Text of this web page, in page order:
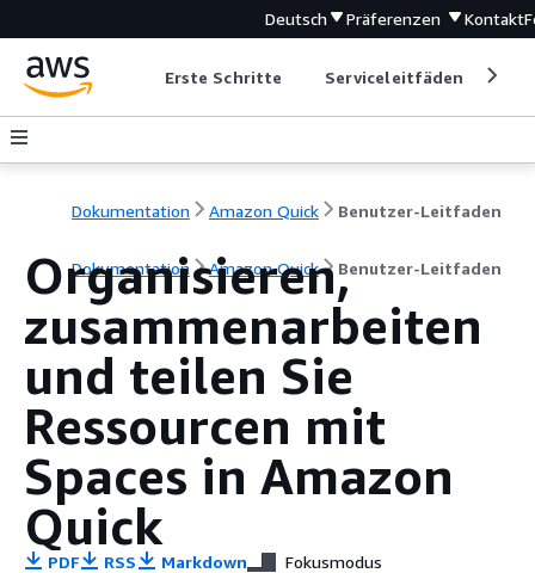
Deutsch Präferenzen Kontakt
Erste Schritte Serviceleitfäden
Dokumentation Amazon Quick Benutzer-Leitfaden
Dokumentation Amazon Quick Benutzer-Leitfaden
Organisieren,
zusammenarbeiten
und teilen Sie
Ressourcen mit
Spaces in Amazon
Quick
PDF RSS Markdown Fokusmodus